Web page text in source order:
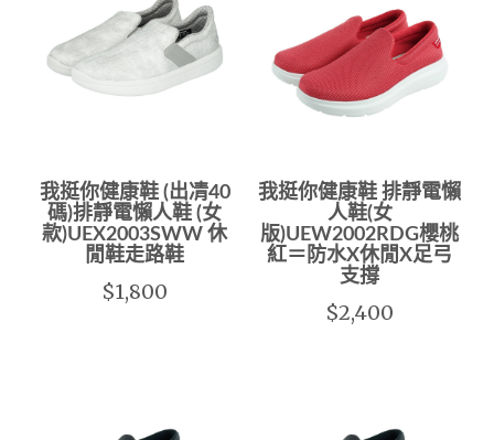
我挺你健康鞋 (出凊40
碼)排靜電懶人鞋 (女
款)UEX2003SWW 休
閒鞋走路鞋
$1,800
我挺你健康鞋 排靜電懶
人鞋(女
版)UEW2002RDG櫻桃
紅＝防水X休閒X足弓
支撐
$2,400